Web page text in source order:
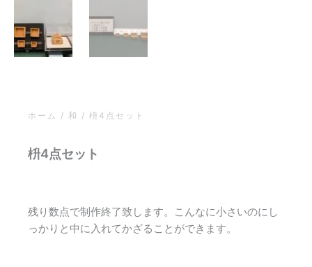
ホーム / 和 / 枡4点セット
枡4点セット
残り数点で制作終了致します。こんなに小さいのにし
っかりと中に入れてかざることができます。